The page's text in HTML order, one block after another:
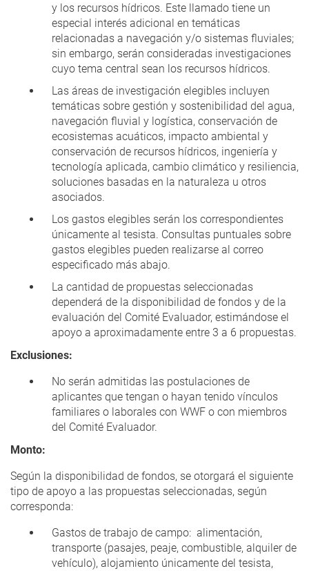
y los recursos hídricos. Este llamado tiene un
especial interés adicional en temáticas
relacionadas a navegación y/o sistemas fluviales;
sin embargo, serán consideradas investigaciones
cuyo tema central sean los recursos hídricos.
Las áreas de investigación elegibles incluyen
temáticas sobre gestión y sostenibilidad del agua,
navegación fluvial y logística, conservación de
ecosistemas acuáticos, impacto ambiental y
conservación de recursos hídricos, ingeniería y
tecnología aplicada, cambio climático y resiliencia,
soluciones basadas en la naturaleza u otros
asociados.
Los gastos elegibles serán los correspondientes
únicamente al tesista. Consultas puntuales sobre
gastos elegibles pueden realizarse al correo
especificado más abajo.
La cantidad de propuestas seleccionadas
dependerá de la disponibilidad de fondos y de la
evaluación del Comité Evaluador, estimándose el
apoyo a aproximadamente entre 3 a 6 propuestas.
Exclusiones:
No serán admitidas las postulaciones de
aplicantes que tengan o hayan tenido vínculos
familiares o laborales con WWF o con miembros
del Comité Evaluador.
Monto:
Según la disponibilidad de fondos, se otorgará el siguiente
tipo de apoyo a las propuestas seleccionadas, según
corresponda:
Gastos de trabajo de campo: alimentación,
transporte (pasajes, peaje, combustible, alquiler de
vehículo), alojamiento únicamente del tesista,